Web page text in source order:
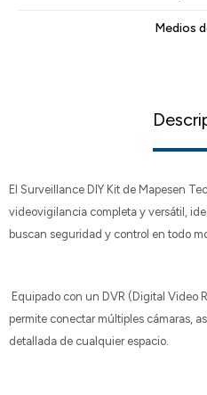
Medios
El Surveillance DIY Kit de Mapesen
videovigilancia completa y versátil,
buscan seguridad y control en todo
Equipado con un DVR (Digital Video
permite conectar múltiples cámaras,
detallada de cualquier espacio.